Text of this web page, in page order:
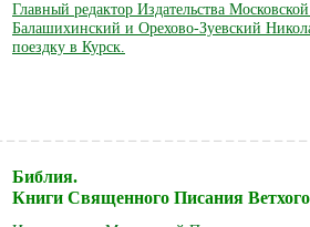
Главный редактор Издательства
Балашихинский и Орехово-Зуевский
поездку в Курск.
Библия.
Книги Священного Писания